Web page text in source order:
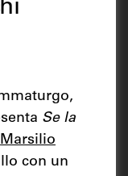
Se la
Marsilio
con un